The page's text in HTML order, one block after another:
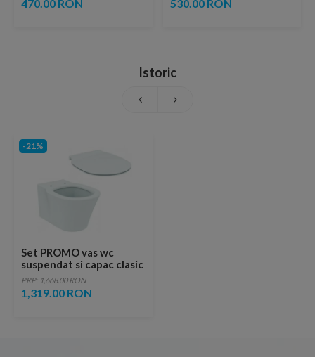
470.00 RON 530.00 RON
Istoric
-21%
Set PROMO vas wc
suspendat si capac clasic
Ideal Standard Connect
Air
PRP: 1,668.00 RON
1,319.00 RON